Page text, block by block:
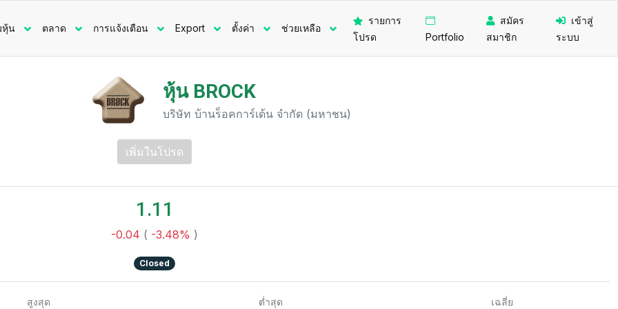
หุ้น ตลาด การแจ้งเตือน Export ตั้งค่า ช่วยเหลือ
รายการ
โปรด
Portfolio
สมัคร
สมาชิก
เข้าสู่
ระบบ
หุ้น BROCK
บริษัท บ้านร็อคการ์เด้น จำกัด (มหาชน)
เพิ่มในโปรด
1.11
-0.04 ( -3.48% )
Closed
สูงสุด ต่ำสุด เฉลี่ย